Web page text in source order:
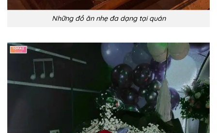
Những đồ ăn nhẹ đa dạng tại quán